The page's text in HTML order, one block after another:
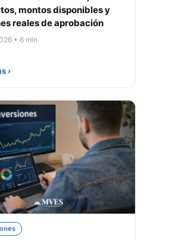
montos disponibles y
reales de aprobación
• 6 min
›